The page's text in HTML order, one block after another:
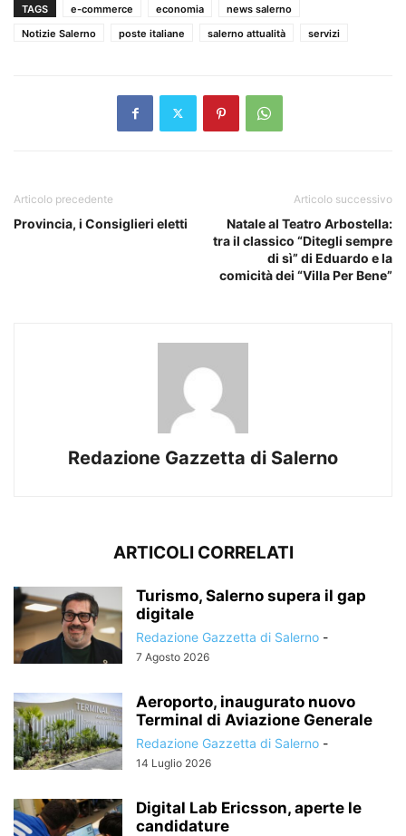
TAGS e-commerce economia
news salerno
Notizie Salerno
poste italiane salerno attualità servizi
Articolo precedente
Provincia, i Consiglieri eletti
Articolo successivo
Natale al Teatro Arbostella:
tra il classico “Ditegli sempre
di sì” di Eduardo e la
comicità dei “Villa Per Bene”
Redazione Gazzetta di Salerno
ARTICOLI CORRELATI
Turismo, Salerno supera il gap
digitale
Redazione Gazzetta di Salerno -
7 Agosto 2026
Aeroporto, inaugurato nuovo
Terminal di Aviazione Generale
Redazione Gazzetta di Salerno -
14 Luglio 2026
Digital Lab Ericsson, aperte le
candidature